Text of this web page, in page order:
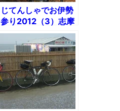
じてんしゃでお伊勢
参り2012（3）志摩
半島を走る